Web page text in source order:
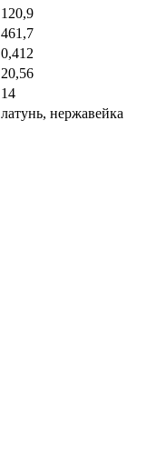
120,9
461,7
0,412
20,56
14
латунь, нержавейка